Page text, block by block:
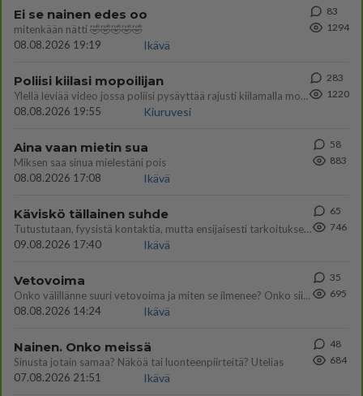
Ei se nainen edes oo
mitenkään nätti 🤣🤣🤣🤣🤣
08.08.2026 19:19
Ikävä
83
1294
Poliisi kiilasi mopoilijan
Ylellä leviää video jossa poliisi pysäyttää rajusti kiilamalla mopo pojan. Toivottavasti poliisi ottaa tuosta mallia myö
08.08.2026 19:55
Kiuruvesi
283
1220
Aina vaan mietin sua
Miksen saa sinua mielestäni pois
08.08.2026 17:08
Ikävä
58
883
Käviskö tällainen suhde
Tutustutaan, fyysistä kontaktia, mutta ensijaisesti tarkoituksena ei ole aloittaa mitään virallista tai rikkoa mitään? E
09.08.2026 17:40
Ikävä
65
746
Vetovoima
Onko välillänne suuri vetovoima ja miten se ilmenee? Onko siitä haittaa?
08.08.2026 14:24
Ikävä
35
695
Nainen. Onko meissä
Sinusta jotain samaa? Näköä tai luonteenpiirteitä? Utelias
07.08.2026 21:51
Ikävä
48
684